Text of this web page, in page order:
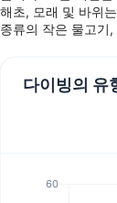
해초, 모래 및 바위
종류의 작은 물고기
다이빙의 유